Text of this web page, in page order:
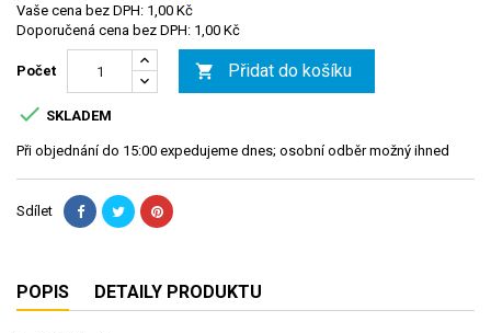
Vaše cena bez DPH: 1,00 Kč
Doporučená cena bez DPH: 1,00 Kč
Počet  Přidat do košíku
 SKLADEM
Při objednání do 15:00 expedujeme dnes; osobní odběr možný ihned
Sdílet
POPIS DETAILY PRODUKTU